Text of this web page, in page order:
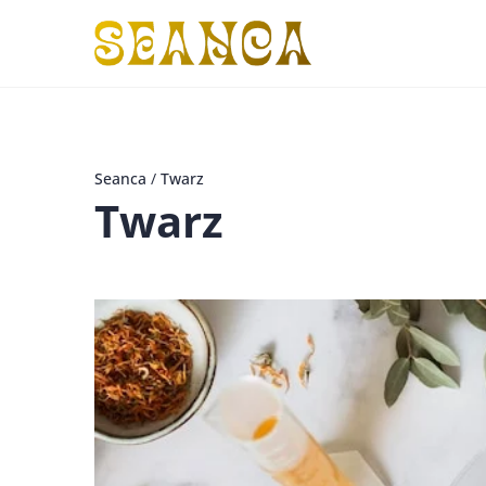
Seanca / Twarz
Twarz